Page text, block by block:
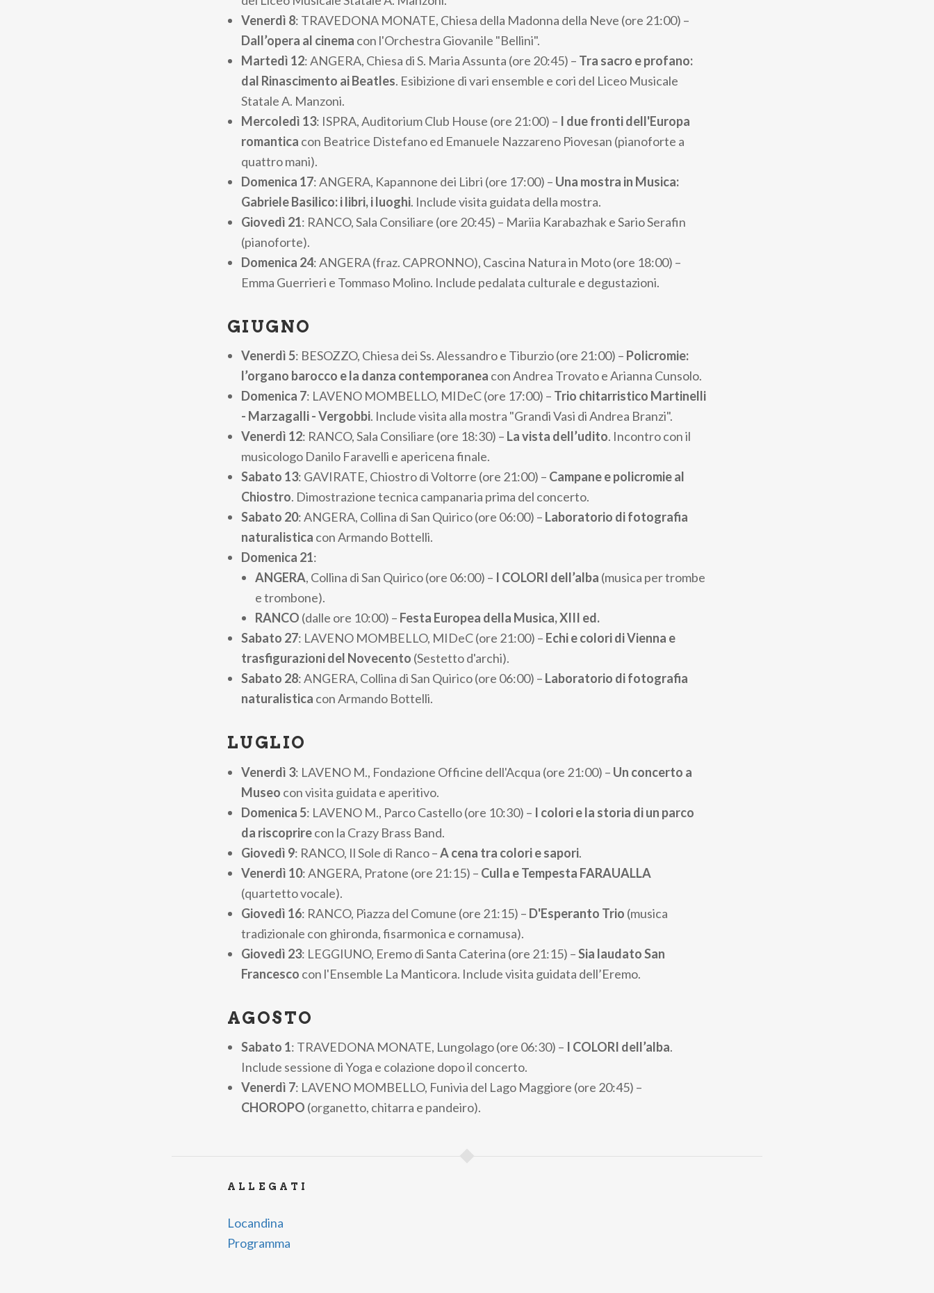
Venerdì 8: TRAVEDONA MONATE, Chiesa della Madonna della Neve (ore 21:00) –
Dall’opera al cinema con l'Orchestra Giovanile "Bellini".
Martedì 12: ANGERA, Chiesa di S. Maria Assunta (ore 20:45) – Tra sacro e profano:
dal Rinascimento ai Beatles. Esibizione di vari ensemble e cori del Liceo Musicale
Statale A. Manzoni.
Mercoledì 13: ISPRA, Auditorium Club House (ore 21:00) – I due fronti dell'Europa
romantica con Beatrice Distefano ed Emanuele Nazzareno Piovesan (pianoforte a
quattro mani).
Domenica 17: ANGERA, Kapannone dei Libri (ore 17:00) – Una mostra in Musica:
Gabriele Basilico: i libri, i luoghi. Include visita guidata della mostra.
Giovedì 21: RANCO, Sala Consiliare (ore 20:45) – Mariia Karabazhak e Sario Serafin
(pianoforte).
Domenica 24: ANGERA (fraz. CAPRONNO), Cascina Natura in Moto (ore 18:00) –
Emma Guerrieri e Tommaso Molino. Include pedalata culturale e degustazioni.
GIUGNO
Venerdì 5: BESOZZO, Chiesa dei Ss. Alessandro e Tiburzio (ore 21:00) – Policromie:
l’organo barocco e la danza contemporanea con Andrea Trovato e Arianna Cunsolo.
Domenica 7: LAVENO MOMBELLO, MIDeC (ore 17:00) – Trio chitarristico Martinelli
- Marzagalli - Vergobbi. Include visita alla mostra "Grandi Vasi di Andrea Branzi".
Venerdì 12: RANCO, Sala Consiliare (ore 18:30) – La vista dell’udito. Incontro con il
musicologo Danilo Faravelli e apericena finale.
Sabato 13: GAVIRATE, Chiostro di Voltorre (ore 21:00) – Campane e policromie al
Chiostro. Dimostrazione tecnica campanaria prima del concerto.
Sabato 20: ANGERA, Collina di San Quirico (ore 06:00) – Laboratorio di fotografia
naturalistica con Armando Bottelli.
Domenica 21:
ANGERA, Collina di San Quirico (ore 06:00) – I COLORI dell’alba (musica per trombe
e trombone).
RANCO (dalle ore 10:00) – Festa Europea della Musica, XIII ed.
Sabato 27: LAVENO MOMBELLO, MIDeC (ore 21:00) – Echi e colori di Vienna e
trasfigurazioni del Novecento (Sestetto d'archi).
Sabato 28: ANGERA, Collina di San Quirico (ore 06:00) – Laboratorio di fotografia
naturalistica con Armando Bottelli.
LUGLIO
Venerdì 3: LAVENO M., Fondazione Officine dell'Acqua (ore 21:00) – Un concerto a
Museo con visita guidata e aperitivo.
Domenica 5: LAVENO M., Parco Castello (ore 10:30) – I colori e la storia di un parco
da riscoprirecon la Crazy Brass Band.
Giovedì 9: RANCO, Il Sole di Ranco –A cena tra colori e sapori.
Venerdì 10: ANGERA, Pratone (ore 21:15) – Culla e Tempesta FARAUALLA
(quartetto vocale).
Giovedì 16: RANCO, Piazza del Comune (ore 21:15) – D'Esperanto Trio (musica
tradizionale con ghironda, fisarmonica e cornamusa).
Giovedì 23: LEGGIUNO, Eremo di Santa Caterina (ore 21:15) –Sia laudato San
Francesco con l'Ensemble La Manticora. Include visita guidata dell’Eremo.
AGOSTO
Sabato 1: TRAVEDONA MONATE, Lungolago (ore 06:30) – I COLORI dell’alba.
Include sessione di Yoga e colazione dopo il concerto.
Venerdì 7: LAVENO MOMBELLO, Funivia del Lago Maggiore (ore 20:45) –
CHOROPO (organetto, chitarra e pandeiro).
ALLEGATI
Locandina
Programma